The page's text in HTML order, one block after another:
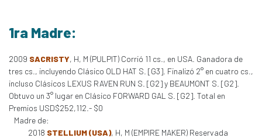
1ra Madre:
2009 SACRISTY, H, M (PULPIT) Corrió 11 cs., en USA. Ganadora de
tres cs., incluyendo Clásico OLD HAT S. [G3]. Finalizó 2° en cuatro cs.,
incluso Clásicos LEXUS RAVEN RUN S. [G2] y BEAUMONT S. [G2].
Obtuvo un 3° lugar en Clásico FORWARD GAL S. [G2]. Total en
Premios USD$252,112.- $0
Madre de:
2018 STELLIUM (USA), H, M (EMPIRE MAKER) Reservada